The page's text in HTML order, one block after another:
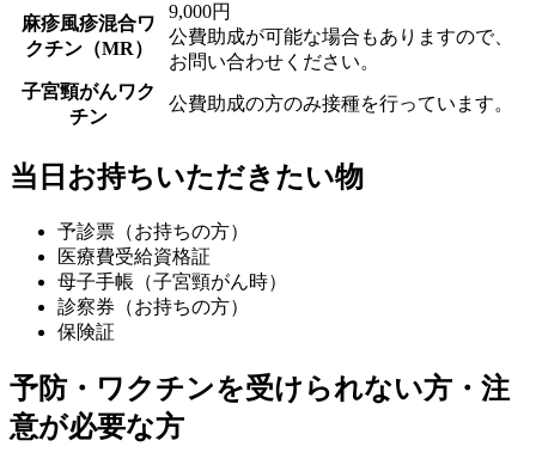
麻疹風疹混合ワ
クチン（MR）
9,000円
公費助成が可能な場合もありますので、
お問い合わせください。
子宮頸がんワク
チン
公費助成の方のみ接種を行っています。
当日お持ちいただきたい物
予診票（お持ちの方）
医療費受給資格証
母子手帳（子宮頸がん時）
診察券（お持ちの方）
保険証
予防・ワクチンを受けられない方・注
意が必要な方